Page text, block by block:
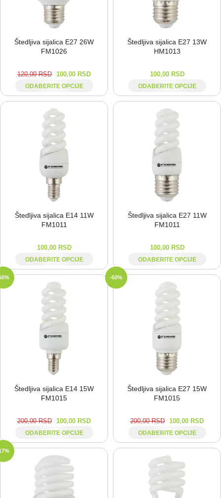
Štedljiva sijalica E27 26W
FM1026
120,00RSD 100,00 RSD
ODABERITE OPCIJE
Štedljiva sijalica E27 13W
HM1013
100,00 RSD
ODABERITE OPCIJE
Štedljiva sijalica E14 11W
FM1011
100,00 RSD
ODABERITE OPCIJE
Štedljiva sijalica E27 11W
FM1011
100,00 RSD
ODABERITE OPCIJE
Štedljiva sijalica E14 15W
FM1015
200,00RSD 100,00 RSD
ODABERITE OPCIJE
-50%
Štedljiva sijalica E27 15W
FM1015
200,00RSD 100,00 RSD
ODABERITE OPCIJE